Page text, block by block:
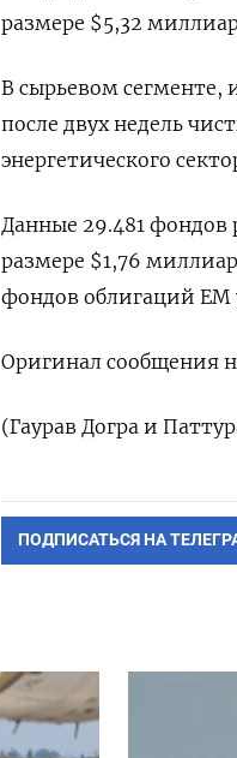
размере $5,32
В сырьевом сегменте,
после двух недель
энергетического
Данные 29.481 фондов
размере $1,76
фондов облигаций
Оригинал сообщения
(Гаурав Догра и
ПОДПИСАТЬСЯ НА